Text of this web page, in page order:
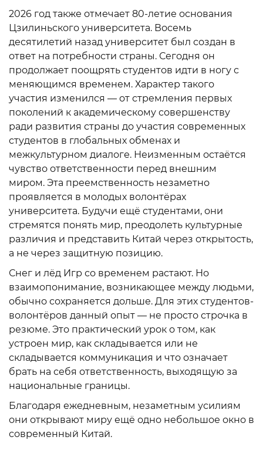
2026 год также отмечает 80-летие основания
Цзилиньского университета. Восемь
десятилетий назад университет был создан в
ответ на потребности страны. Сегодня он
продолжает поощрять студентов идти в ногу с
меняющимся временем. Характер такого
участия изменился — от стремления первых
поколений к академическому совершенству
ради развития страны до участия современных
студентов в глобальных обменах и
межкультурном диалоге. Неизменным остаётся
чувство ответственности перед внешним
миром. Эта преемственность незаметно
проявляется в молодых волонтёрах
университета. Будучи ещё студентами, они
стремятся понять мир, преодолеть культурные
различия и представить Китай через открытость,
а не через защитную позицию.
Снег и лёд Игр со временем растают. Но
взаимопонимание, возникающее между людьми,
обычно сохраняется дольше. Для этих студентов-
волонтёров данный опыт — не просто строчка в
резюме. Это практический урок о том, как
устроен мир, как складывается или не
складывается коммуникация и что означает
брать на себя ответственность, выходящую за
национальные границы.
Благодаря ежедневным, незаметным усилиям
они открывают миру ещё одно небольшое окно в
современный Китай.